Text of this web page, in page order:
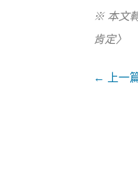
※ 本文
肯定〉
上一